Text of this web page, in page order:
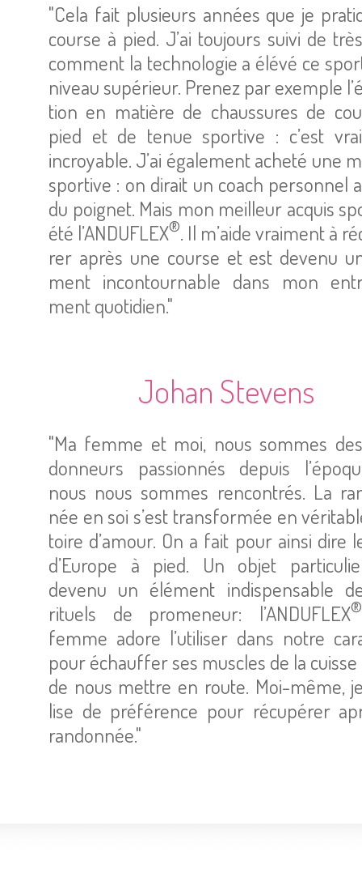
"Cela fait plu­sieurs années que je
course à pied. J’ai tou­jours suivi de
com­ment la tech­no­lo­gie a élévé ce
niveau supé­rieur. Prenez par exemple
tion en matière de chaus­sures de
pied et de tenue spor­tive : c’est
incroyable. J’ai éga­le­ment acheté une
spor­tive : on dirait un coach per­son­nel
du poi­gnet. Mais mon meilleur acquis
été l’AN­DU­FLEX®. Il m’aide vrai­ment à
rer après une course et est devenu
ment incon­tour­nable dans mon
ment quo­ti­dien."
Johan Ste­vens
"Ma femme et moi, nous sommes
don­neurs pas­sion­nés depuis
nous nous sommes ren­con­trés. La
née en soi s’est trans­for­mée en
toire d’amour. On a fait pour ainsi dire
d’Eu­rope à pied. Un objet
devenu un élé­ment indis­pen­sable
rituels de pro­me­neur: l’AN­DU­FLEX®
femme adore l’uti­li­ser dans notre
pour échauf­fer ses muscles de la
de nous mettre en route. Moi-même,
lise de pré­fé­rence pour récu­pé­rer
ran­don­née."